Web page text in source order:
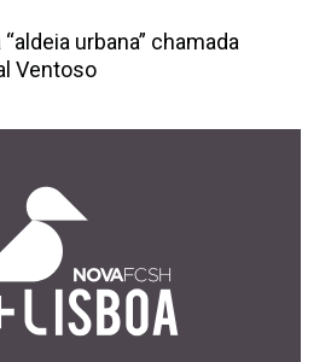
“aldeia urbana” chamada
Ventoso